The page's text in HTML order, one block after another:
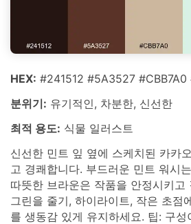
HEX: #241512 #5A3527
분위기: 유기적인, 차분한, 신선한
최적 용도: 식물 일러스트
신선한 민트 잎 옆에 스케치된 카카
고 경쾌합니다. 부드러운 민트 워시
따뜻한 브라운은 작품을 안정시키고
그린을 줄기, 하이라이트, 작은 초점
를 생동감 있게 유지하세요. 팁: 구